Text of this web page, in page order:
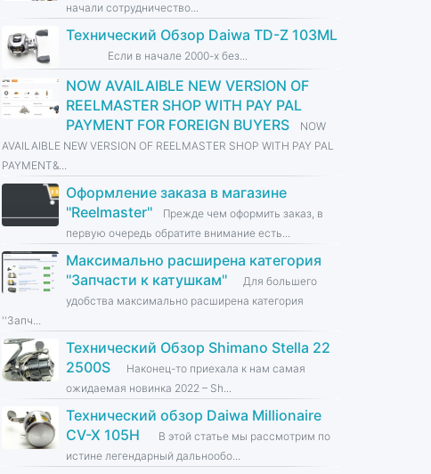
начали сотрудничество...
Технический Обзор Daiwa TD-Z 103ML
Если в начале 2000-х без...
NOW AVAILAIBLE NEW VERSION OF
REELMASTER SHOP WITH PAY PAL
PAYMENT FOR FOREIGN BUYERS
NOW
AVAILAIBLE NEW VERSION OF REELMASTER SHOP WITH PAY PAL
PAYMENT&...
Оформление заказа в магазине
''Reelmaster''
Прежде чем оформить заказ, в
первую очередь обратите внимание есть...
Максимально расширена категория
''Запчасти к катушкам''
Для большего
удобства максимально расширена категория
''Запч...
Технический Обзор Shimano Stella 22
2500S
Наконец-то приехала к нам самая
ожидаемая новинка 2022 – Sh...
Технический обзор Daiwa Millionaire
CV-X 105H
В этой статье мы рассмотрим по
истине легендарный дальнообо...